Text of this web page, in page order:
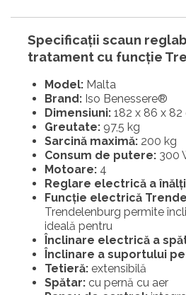
Specificații scaun
tratament cu funcție
Model: Malta
Brand: Iso Benessere®
Dimensiuni: 182 x 86 x 82
Greutate: 97,5 kg
Sarcină maximă: 200 kg
Consum de putere: 300
Motoare: 4
Reglare electrică a
Funcție electrică
Trendelenburg permite
ideală pentru
Înclinare electrică a
Înclinare a suportului
Tetieră: extensibilă
Spătar: cu pernă cu aer